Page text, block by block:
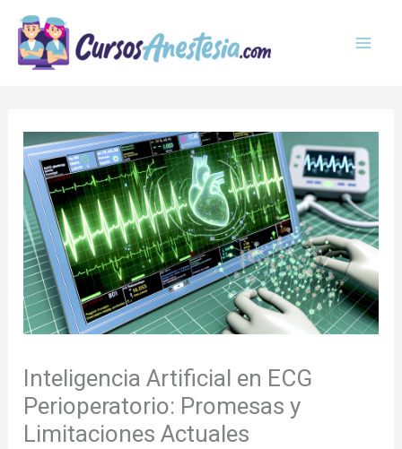
contenido
Inteligencia Artificial en ECG
Perioperatorio: Promesas y
Limitaciones Actuales